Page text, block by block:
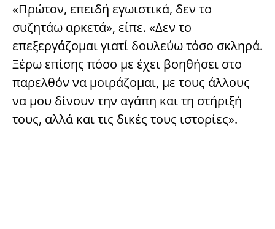
«Πρώτον, επειδή εγωιστικά, δεν το
συζητάω αρκετά», είπε. «Δεν το
επεξεργάζομαι γιατί δουλεύω τόσο σκληρά.
Ξέρω επίσης πόσο με έχει βοηθήσει στο
παρελθόν να μοιράζομαι, με τους άλλους
να μου δίνουν την αγάπη και τη στήριξή
τους, αλλά και τις δικές τους ιστορίες».